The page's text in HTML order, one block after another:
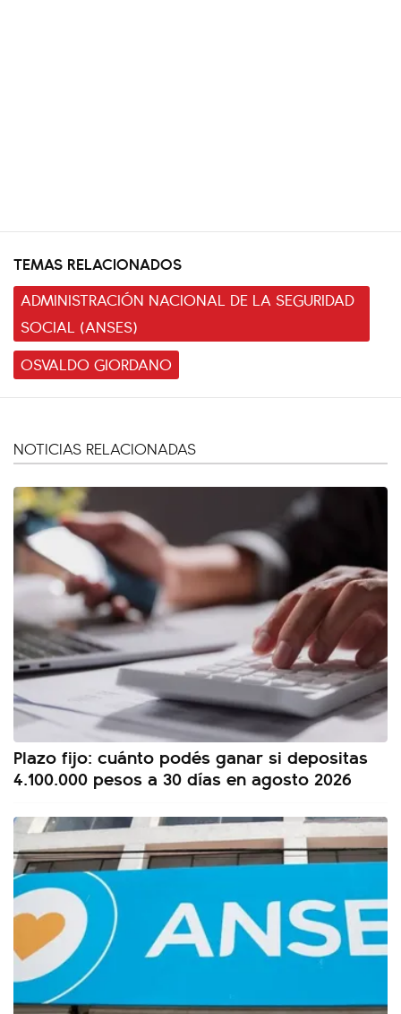
TEMAS RELACIONADOS
ADMINISTRACIÓN NACIONAL DE LA SEGURIDAD
SOCIAL (ANSES)
OSVALDO GIORDANO
NOTICIAS RELACIONADAS
Plazo fijo: cuánto podés ganar si depositas
4.100.000 pesos a 30 días en agosto 2026